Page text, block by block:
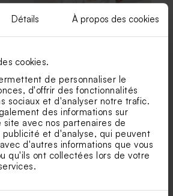
Détails À propos des cookies
cookies.
de personnaliser le
d'offrir des fonctionnalités
sociaux et d'analyser notre trafic.
des informations sur
avec nos partenaires de
publicité et d'analyse, qui peuvent
d'autres informations que vous
qu'ils ont collectées lors de votre
hirondelle